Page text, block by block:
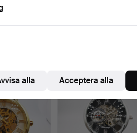
2023
Klubbades 28 apr 2023
alla Acceptera alla